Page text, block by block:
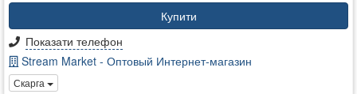
Купити
Показати телефон
Stream Market - Оптовый Интернет-магазин
Скарга